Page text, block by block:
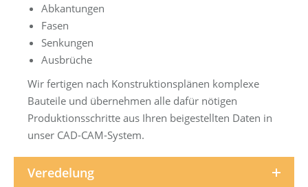
Abkantungen
Fasen
Senkungen
Ausbrüche
Wir fertigen nach Konstruktionsplänen komplexe
Bauteile und übernehmen alle dafür nötigen
Produktionsschritte aus Ihren beigestellten Daten in
unser CAD-CAM-System.
Veredelung